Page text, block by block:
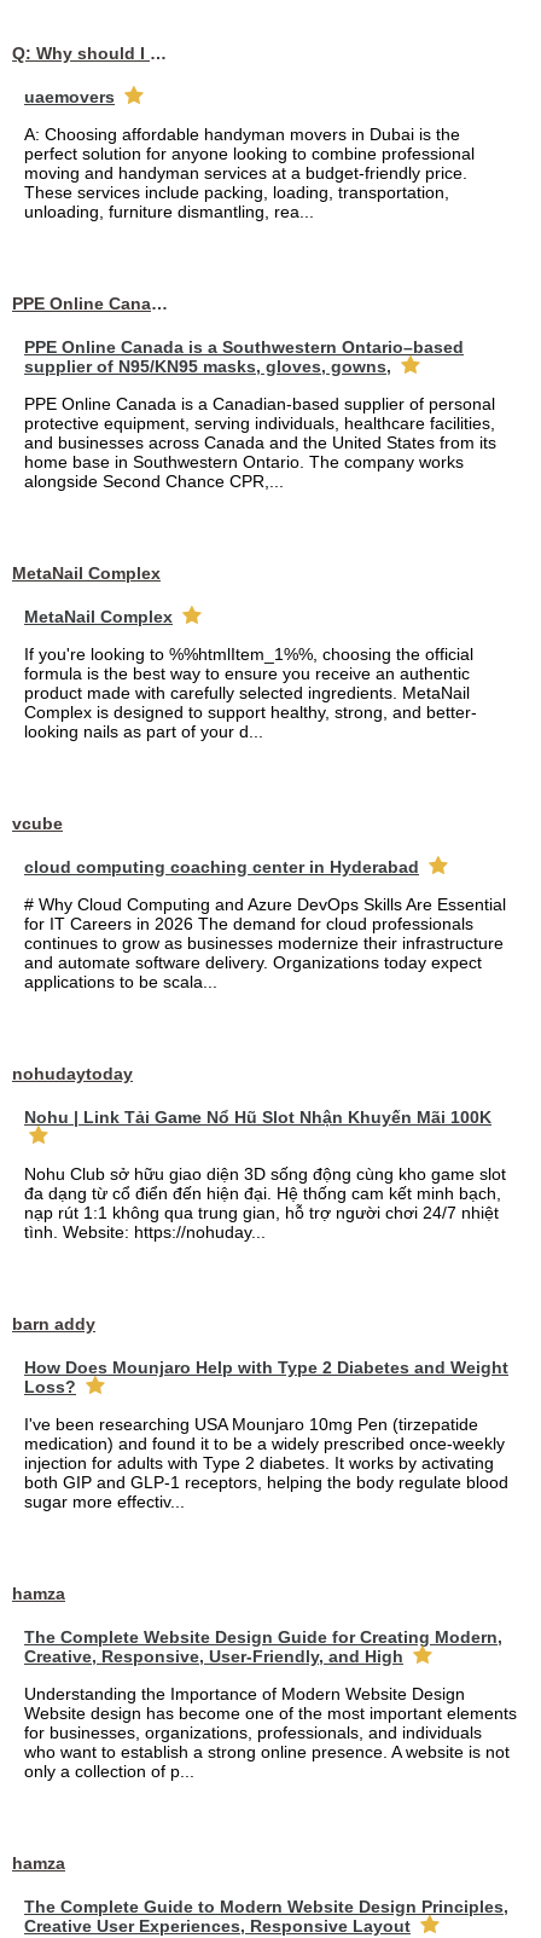
Q: Why should I choose affordable handyman movers in Dubai for my relocation and maintenance needs?
uaemovers
A: Choosing affordable handyman movers in Dubai is the
perfect solution for anyone looking to combine professional
moving and handyman services at a budget-friendly price.
These services include packing, loading, transportation,
unloading, furniture dismantling, rea...
PPE Online Canada – Bulk PPE Supplier | N95, Gloves, Masks & Medical Supplies
PPE Online Canada is a Southwestern Ontario–based
supplier of N95/KN95 masks, gloves, gowns,
PPE Online Canada is a Canadian-based supplier of personal
protective equipment, serving individuals, healthcare facilities,
and businesses across Canada and the United States from its
home base in Southwestern Ontario. The company works
alongside Second Chance CPR,...
MetaNail Complex
MetaNail Complex
If you're looking to %%htmlItem_1%%, choosing the official
formula is the best way to ensure you receive an authentic
product made with carefully selected ingredients. MetaNail
Complex is designed to support healthy, strong, and better-
looking nails as part of your d...
vcube
cloud computing coaching center in Hyderabad
# Why Cloud Computing and Azure DevOps Skills Are Essential
for IT Careers in 2026 The demand for cloud professionals
continues to grow as businesses modernize their infrastructure
and automate software delivery. Organizations today expect
applications to be scala...
nohudaytoday
Nohu | Link Tải Game Nổ Hũ Slot Nhận Khuyến Mãi 100K
Nohu Club sở hữu giao diện 3D sống động cùng kho game slot
đa dạng từ cổ điển đến hiện đại. Hệ thống cam kết minh bạch,
nạp rút 1:1 không qua trung gian, hỗ trợ người chơi 24/7 nhiệt
tình. Website: https://nohuday...
barn addy
How Does Mounjaro Help with Type 2 Diabetes and Weight
Loss?
I've been researching USA Mounjaro 10mg Pen (tirzepatide
medication) and found it to be a widely prescribed once-weekly
injection for adults with Type 2 diabetes. It works by activating
both GIP and GLP-1 receptors, helping the body regulate blood
sugar more effectiv...
hamza
The Complete Website Design Guide for Creating Modern,
Creative, Responsive, User-Friendly, and High
Understanding the Importance of Modern Website Design
Website design has become one of the most important elements
for businesses, organizations, professionals, and individuals
who want to establish a strong online presence. A website is not
only a collection of p...
hamza
The Complete Guide to Modern Website Design Principles,
Creative User Experiences, Responsive Layout